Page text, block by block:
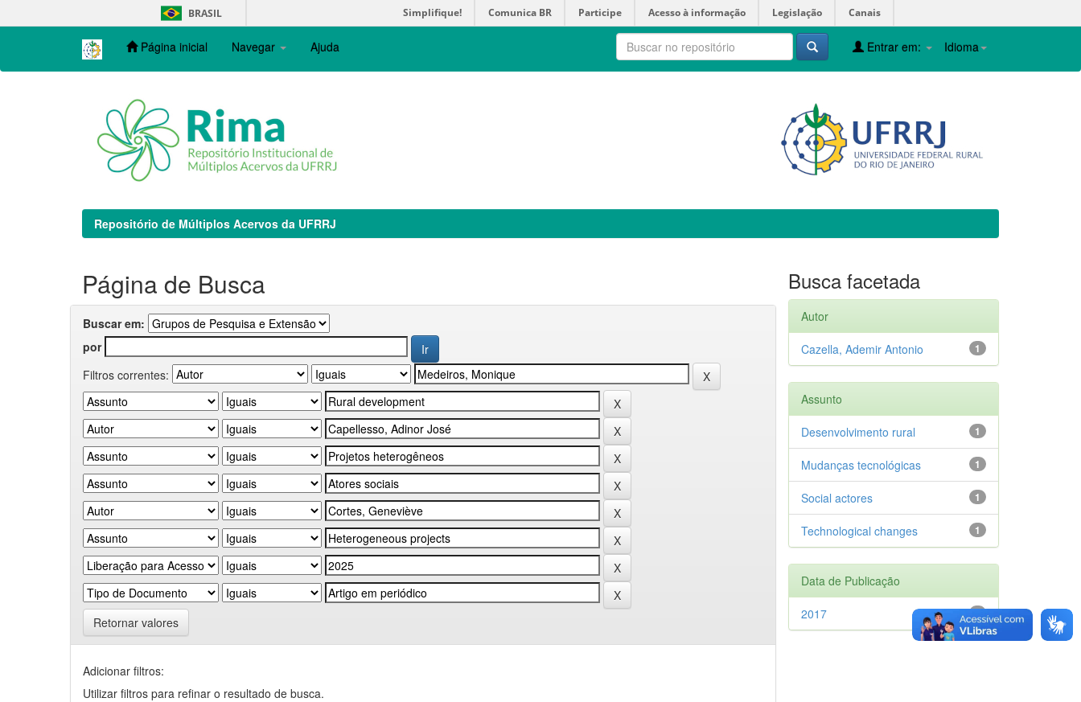
navigation
BRASIL Simplifique! Comunica BR Participe Acesso à informação Legislação Canais
Página inicial Navegar Ajuda Idioma
Entrar em:
Repositório de Múltiplos Acervos da UFRRJ
Página de Busca
Buscar em:
por
Filtros correntes:
Retornar valores
Adicionar filtros:
Utilizar filtros para refinar o resultado de busca.
Busca facetada
Autor
1
Cazella, Ademir Antonio
Assunto
1
Desenvolvimento rural
1
Mudanças tecnológicas
1
Social actores
1
Technological changes
Data de Publicação
1
2017